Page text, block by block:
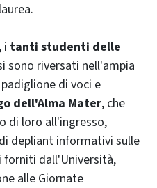
i tanti studenti delle
sono riversati nell'ampia
di voci e
dell'Alma Mater, che
di loro all'ingresso,
depliant informativi sulle
forniti dall'Università,
alle Giornate